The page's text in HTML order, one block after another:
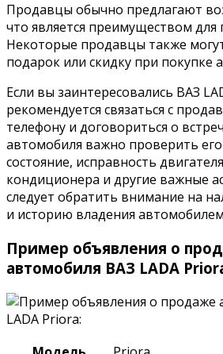
Продавцы обычно предлагают
что является преимуществом для
Некоторые продавцы также
подарок или скидку при покупке
Если вы заинтересовались ВАЗ
рекомендуется связаться с
телефону и договориться о
автомобиля важно проверить его
состояние, исправность
кондиционера и другие важные
следует обратить внимание на
и историю владения
Пример объявления о
автомобиля ВАЗ LADA